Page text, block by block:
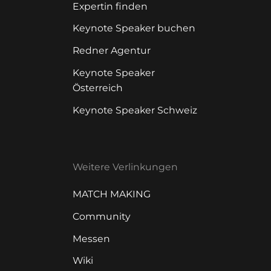
Expertin finden
Keynote Speaker buchen
Redner Agentur
Keynote Speaker
Österreich
Keynote Speaker Schweiz
Weitere Verlinkungen
MATCH MAKING
Community
Messen
Wiki